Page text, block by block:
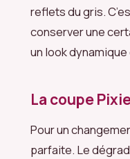
reflets du gris.
conserver une
un look
La coupe
Pour un
parfaite. Le